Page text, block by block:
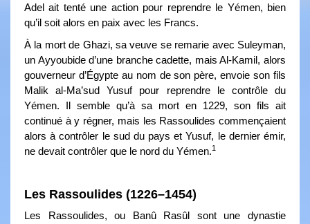
Adel ait tenté une action pour reprendre le Yémen, bien
qu’il soit alors en paix avec les Francs.
À la mort de Ghazi, sa veuve se remarie avec Suleyman,
un Ayyoubide d’une branche cadette, mais Al-Kamil, alors
gouverneur d’Égypte au nom de son père, envoie son fils
Malik al-Ma’sud Yusuf pour reprendre le contrôle du
Yémen. Il semble qu’à sa mort en 1229, son fils ait
continué à y régner, mais les Rassoulides commençaient
alors à contrôler le sud du pays et Yusuf, le dernier émir,
ne devait contrôler que le nord du Yémen.1
Les Rassoulides (1226–1454)
Les Rassoulides, ou Banû Rasûl sont une dynastie